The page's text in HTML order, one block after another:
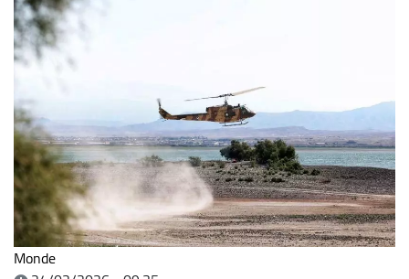
Monde